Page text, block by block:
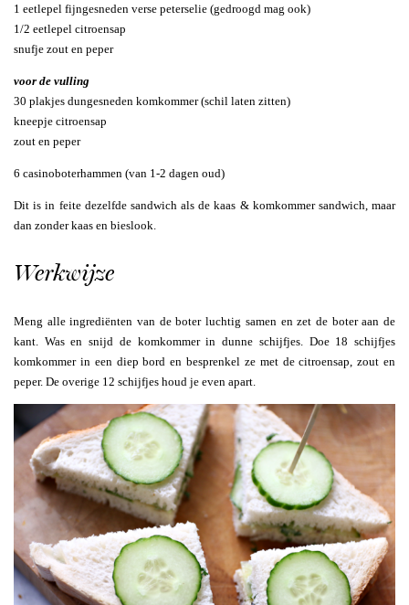
1 eetlepel fijngesneden verse peterselie (gedroogd mag ook)
1/2 eetlepel citroensap
snufje zout en peper
voor de vulling
30 plakjes dungesneden komkommer (schil laten zitten)
kneepje citroensap
zout en peper
6 casinoboterhammen (van 1-2 dagen oud)
Dit is in feite dezelfde sandwich als de kaas & komkommer sandwich, maar
dan zonder kaas en bieslook.
Werkwijze
Meng alle ingrediënten van de boter luchtig samen en zet de boter aan de
kant. Was en snijd de komkommer in dunne schijfjes. Doe 18 schijfjes
komkommer in een diep bord en besprenkel ze met de citroensap, zout en
peper. De overige 12 schijfjes houd je even apart.